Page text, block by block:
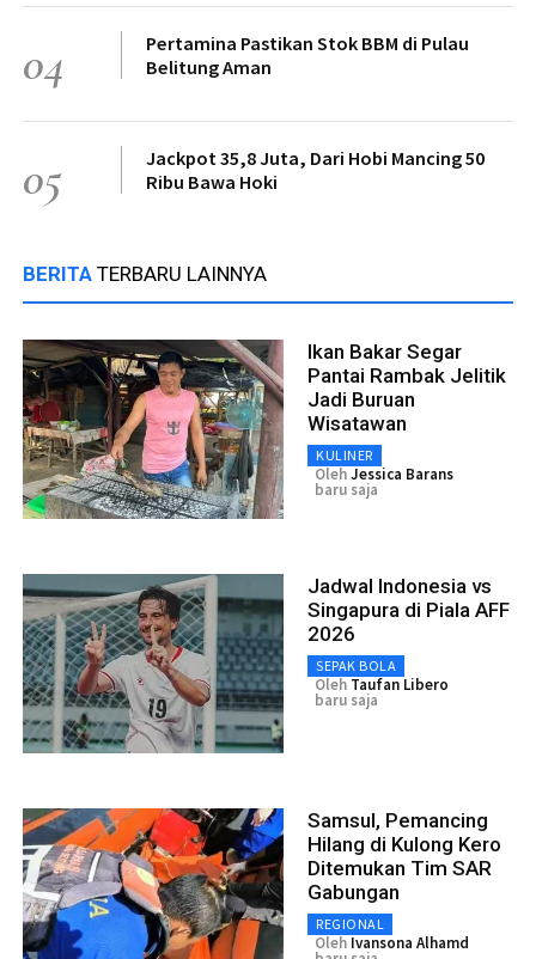
04
Pertamina Pastikan Stok BBM di Pulau
Belitung Aman
05
Jackpot 35,8 Juta, Dari Hobi Mancing 50
Ribu Bawa Hoki
BERITA TERBARU LAINNYA
Ikan Bakar Segar
Pantai Rambak Jelitik
Jadi Buruan
Wisatawan
KULINER
OlehJessica Barans
baru saja
Jadwal Indonesia vs
Singapura di Piala AFF
2026
SEPAK BOLA
Oleh Taufan Libero
baru saja
Samsul, Pemancing
Hilang di Kulong Kero
Ditemukan Tim SAR
Gabungan
REGIONAL
Oleh Ivansona Alhamd